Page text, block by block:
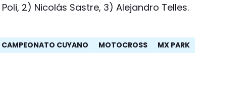
2) Nicolás Sastre, 3) Alejandro Telles.
CAMPEONATO CUYANO MOTOCROSS MX PARK